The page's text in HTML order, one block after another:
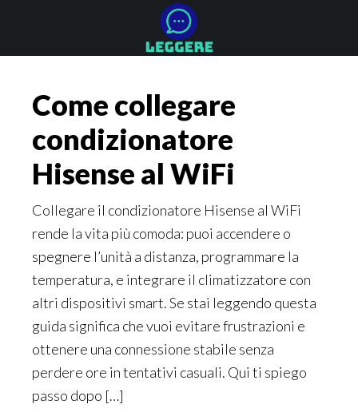
main
primary
footer
Come collegare
condizionatore
Hisense al WiFi​​
Collegare il condizionatore Hisense al WiFi
rende la vita più comoda: puoi accendere o
spegnere l’unità a distanza, programmare la
temperatura, e integrare il climatizzatore con
altri dispositivi smart. Se stai leggendo questa
guida significa che vuoi evitare frustrazioni e
ottenere una connessione stabile senza
perdere ore in tentativi casuali. Qui ti spiego
passo dopo […]